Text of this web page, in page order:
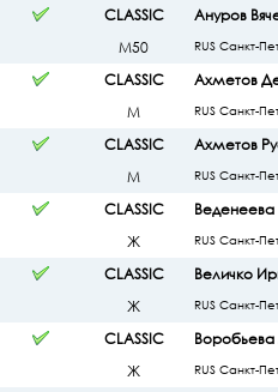
CLASSIC
М50
Ануров
RUS Санкт-
CLASSIC
М
Ахметов
RUS Санкт-
CLASSIC
М
Ахметов
RUS Санкт-
CLASSIC
Ж
Веденеева
RUS Санкт-
CLASSIC
Ж
Величко
RUS Санкт-
CLASSIC
Ж
RUS Санкт-